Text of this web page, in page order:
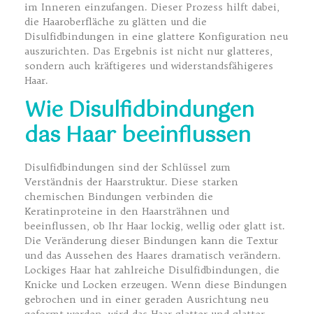
im Inneren einzufangen. Dieser Prozess hilft dabei,
die Haaroberfläche zu glätten und die
Disulfidbindungen in eine glattere Konfiguration neu
auszurichten. Das Ergebnis ist nicht nur glatteres,
sondern auch kräftigeres und widerstandsfähigeres
Haar.
Wie Disulfidbindungen
das Haar beeinflussen
Disulfidbindungen sind der Schlüssel zum
Verständnis der Haarstruktur. Diese starken
chemischen Bindungen verbinden die
Keratinproteine in den Haarsträhnen und
beeinflussen, ob Ihr Haar lockig, wellig oder glatt ist.
Die Veränderung dieser Bindungen kann die Textur
und das Aussehen des Haares dramatisch verändern.
Lockiges Haar hat zahlreiche Disulfidbindungen, die
Knicke und Locken erzeugen. Wenn diese Bindungen
gebrochen und in einer geraden Ausrichtung neu